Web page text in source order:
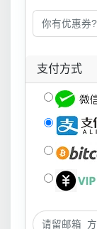
支付方式